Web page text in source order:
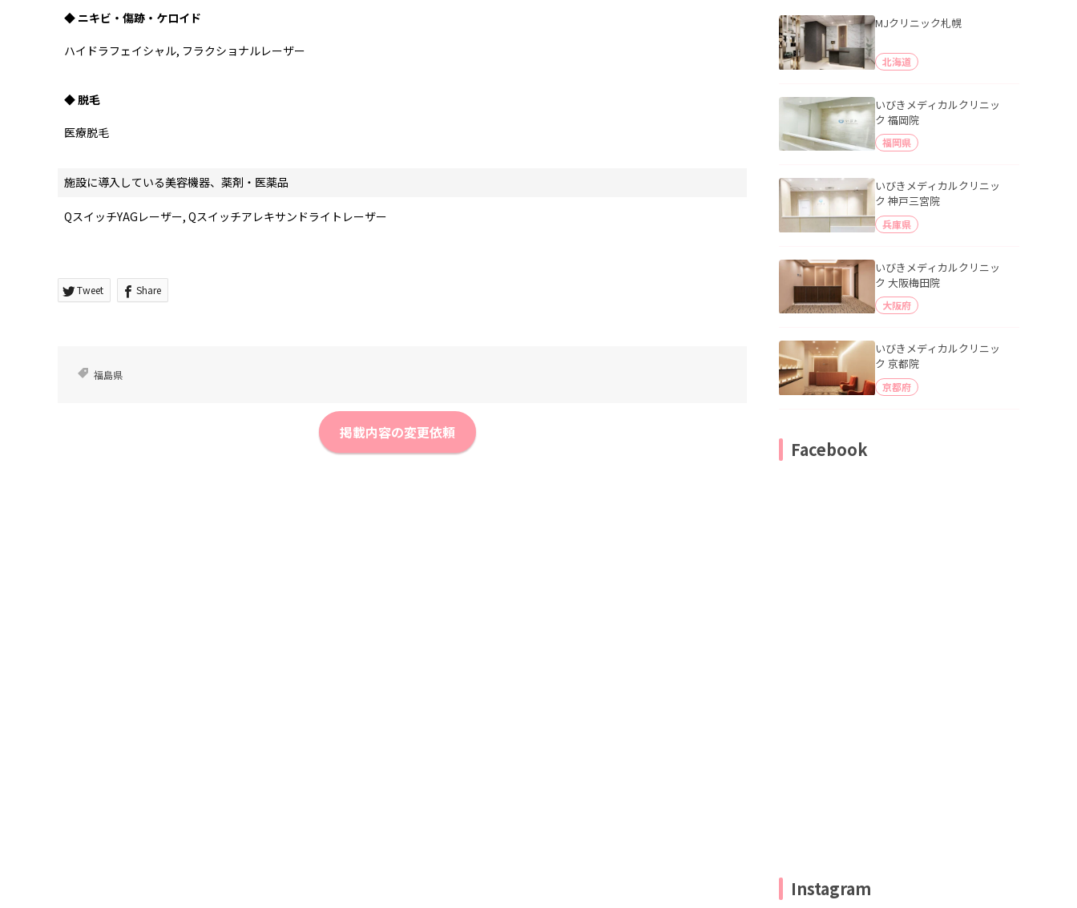
◆ ニキビ・傷跡・ケロイド
ハイドラフェイシャル, フラクショナルレーザー
◆ 脱毛
医療脱毛
施設に導入している美容機器、薬剤・医薬品
QスイッチYAGレーザー, Qスイッチアレキサンドライトレーザー
Tweet Share
福島県
掲載内容の変更依頼
MJクリニック札幌
北海道
いびきメディカルクリニッ
ク 福岡院
福岡県
いびきメディカルクリニッ
ク 神戸三宮院
兵庫県
いびきメディカルクリニッ
ク 大阪梅田院
大阪府
いびきメディカルクリニッ
ク 京都院
京都府
Facebook
Instagram